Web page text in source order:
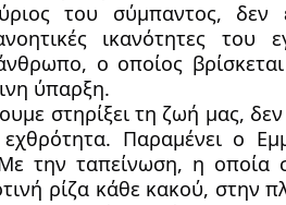
του σύμπαντος,
ικανότητες
ο οποίος
ύπαρξη.
στηρίξει τη ζωή μας,
Παραμένει ο
την ταπείνωση, η οποία
ρίζα κάθε κακού, στην